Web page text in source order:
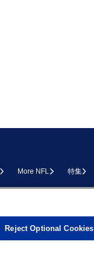
More NFL 特集
Reject Optional Cookies